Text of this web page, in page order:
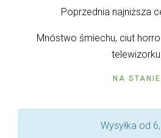
Poprzednia najniższa
Mnóstwo śmiechu, ciut
NA STANIE
Wysyłka od